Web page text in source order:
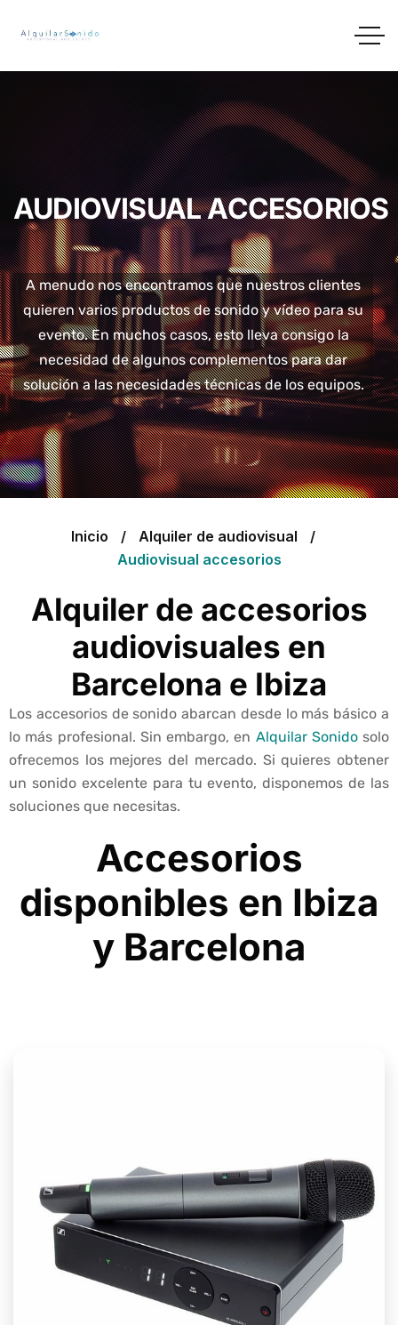
A menudo nos encontramos que nuestros clientes
quieren varios productos de sonido y vídeo para su
evento. En muchos casos, esto lleva consigo la
necesidad de algunos complementos para dar
solución a las necesidades técnicas de los equipos.
AUDIOVISUAL ACCESORIOS
Inicio
Alquiler de audiovisual
Audiovisual accesorios
Alquiler de accesorios
audiovisuales en
Barcelona e Ibiza
Los accesorios de sonido abarcan desde lo más básico a
lo más profesional. Sin embargo, en Alquilar Sonidosolo
ofrecemos los mejores del mercado. Si quieres obtener
un sonido excelente para tu evento, disponemos de las
soluciones que necesitas.
Accesorios
disponibles en Ibiza
y Barcelona